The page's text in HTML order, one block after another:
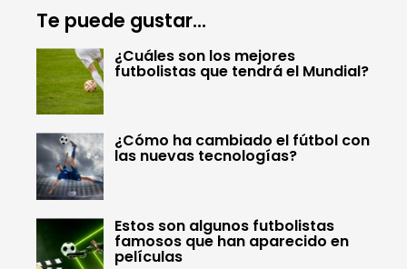
Te puede gustar...
¿Cuáles son los mejores
futbolistas que tendrá el Mundial?
¿Cómo ha cambiado el fútbol con
las nuevas tecnologías?
Estos son algunos futbolistas
famosos que han aparecido en
películas